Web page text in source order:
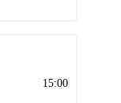
15:00